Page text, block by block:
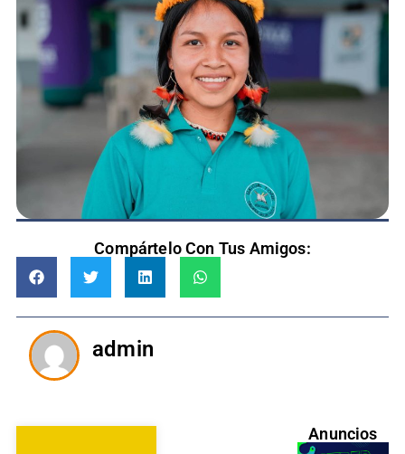
Compártelo Con Tus Amigos:
admin
Anuncios